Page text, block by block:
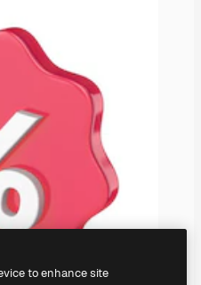
to enhance site